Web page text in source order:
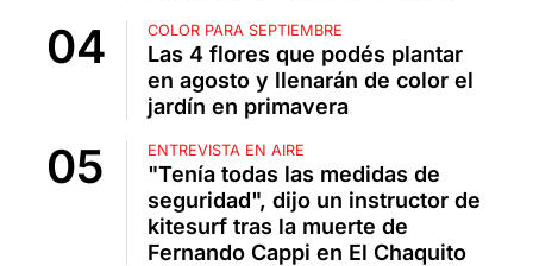
COLOR PARA SEPTIEMBRE
Las 4 flores que podés plantar
en agosto y llenarán de color el
jardín en primavera
ENTREVISTA EN AIRE
"Tenía todas las medidas de
seguridad", dijo un instructor de
kitesurf tras la muerte de
Fernando Cappi en El Chaquito